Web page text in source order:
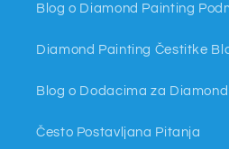
Blog o Diamond Painting
Diamond Painting Čestitke
Blog o Dodacima za
Često Postavljana Pitanja